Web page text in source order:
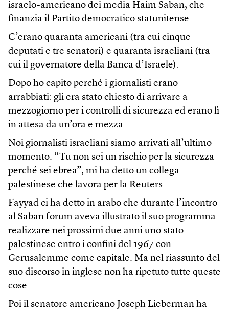
israelo-americano dei media Haim Saban, che
finanzia il Partito democratico statunitense.
C’erano quaranta americani (tra cui cinque
deputati e tre senatori) e quaranta israeliani (tra
cui il governatore della Banca d’Israele).
Dopo ho capito perché i giornalisti erano
arrabbiati: gli era stato chiesto di arrivare a
mezzogiorno per i controlli di sicurezza ed erano lì
in attesa da un’ora e mezza.
Noi giornalisti israeliani siamo arrivati all’ultimo
momento. “Tu non sei un rischio per la sicurezza
perché sei ebrea”, mi ha detto un collega
palestinese che lavora per la Reuters.
Fayyad ci ha detto in arabo che durante l’incontro
al Saban forum aveva illustrato il suo programma:
realizzare nei prossimi due anni uno stato
palestinese entro i confini del 1967 con
Gerusalemme come capitale. Ma nel riassunto del
suo discorso in inglese non ha ripetuto tutte queste
cose.
Poi il senatore americano Joseph Lieberman ha